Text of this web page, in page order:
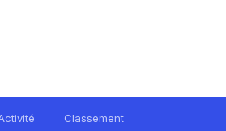
Classement